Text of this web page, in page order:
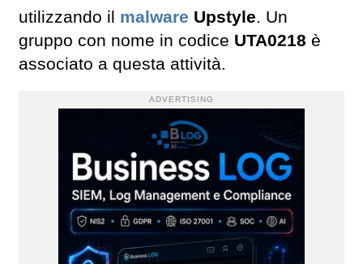
utilizzando il malware Upstyle. Un
gruppo con nome in codice UTA0218 è
associato a questa attività.
ADVERTISING